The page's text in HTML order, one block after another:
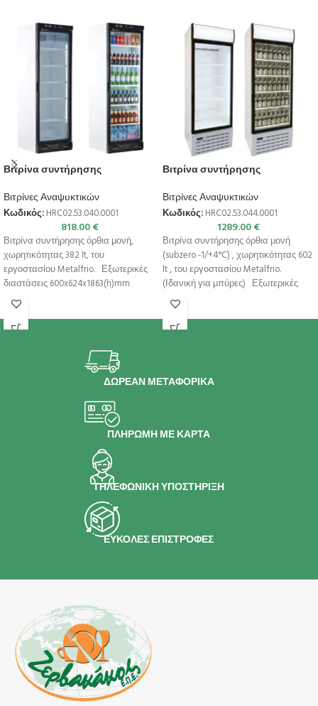
Βιτρίνα συντήρησης
Βιτρίνες Αναψυκτικών
Κωδικός: HRC02.53.040.0001
818.00€
Βιτρίνα συντήρησης όρθια μονή,
χωρητικότητας 382 lt, του
εργοστασίου Metalfrio. Εξωτερικές
διαστάσεις 600x624x1863(h)mm
Χωρητικότητα 382 lt Θερμοκρασία
+1ºC /
Βιτρίνα συντήρησης
Βιτρίνες Αναψυκτικών
Κωδικός: HRC02.53.044.0001
1289.00€
Βιτρίνα συντήρησης όρθια μονή
(subzero -1/+4°C) , χωρητικότητας 602
lt , του εργοστασίου Metalfrio.
(Ιδανική για μπύρες) Εξωτερικές
διαστάσεις
ΔΩΡΕΑΝ ΜΕΤΑΦΟΡΙΚΑ
ΠΛΗΡΩΜΗ ΜΕ ΚΑΡΤΑ
ΤΗΛΕΦΩΝΙΚΗ ΥΠΟΣΤΗΡΙΞΗ
ΕΥΚΟΛΕΣ ΕΠΙΣΤΡΟΦΕΣ